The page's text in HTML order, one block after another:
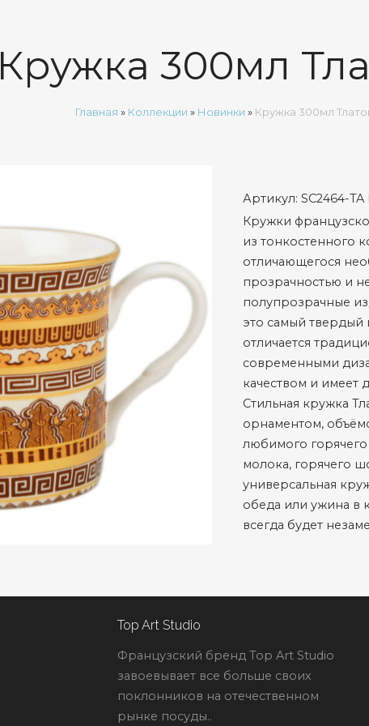
Кружка 300мл
Главная » Коллекции » Новинки » Кружка 300мл
Артикул:SC2464-TA
Кружки
из тонкостенного
отличающегося
прозрачностью и
полупрозрачные
это самый
отличается
современными
качеством и имеет
Стильная кружка
орнаментом,
любимого горячего
молока, горячего
универсальная
обеда или ужина в
всегда будет
Top Art Studio
Французский бренд Top Art Studio
завоевывает все больше своих
поклонников на отечественном
рынке посуды..